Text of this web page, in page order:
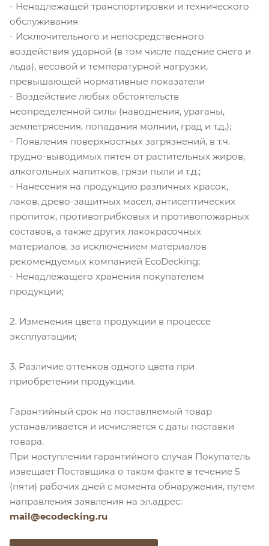
- Ненадлежащей транспортировки и технического
обслуживания
- Исключительного и непосредственного
воздействия ударной (в том числе падение снега и
льда), весовой и температурной нагрузки,
превышающей нормативные показатели
- Воздействие любых обстоятельств
неопределенной силы (наводнения, ураганы,
землетрясения, попадания молнии, град и т.д.);
- Появления поверхностных загрязнений, в т.ч.
трудно-выводимых пятен от растительных жиров,
алкогольных напитков, грязи пыли и т.д.;
- Нанесения на продукцию различных красок,
лаков, древо-защитных масел, антисептических
пропиток, противогрибковых и противопожарных
составов, а также других лакокрасочных
материалов, за исключением материалов
рекомендуемых компанией EcoDecking;
- Ненадлежащего хранения покупателем
продукции;
2. Изменения цвета продукции в процессе
эксплуатации;
3. Различие оттенков одного цвета при
приобретении продукции.
Гарантийный срок на поставляемый товар
устанавливается и исчисляется с даты поставки
товара.
При наступлении гарантийного случая Покупатель
извещает Поставщика о таком факте в течение 5
(пяти) рабочих дней с момента обнаружения, путем
направления заявления на эл.адрес:
mail@ecodecking.ru